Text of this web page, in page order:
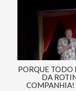
PORQUE TODO
DA
COMPANHIA!